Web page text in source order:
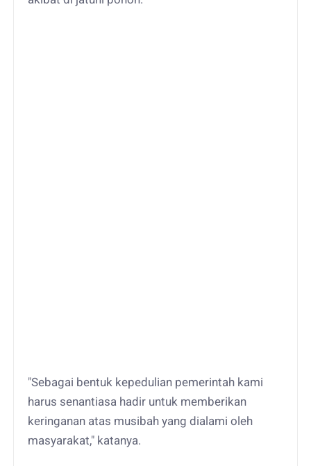
"Sebagai bentuk kepedulian pemerintah kami
harus senantiasa hadir untuk memberikan
keringanan atas musibah yang dialami oleh
masyarakat," katanya.